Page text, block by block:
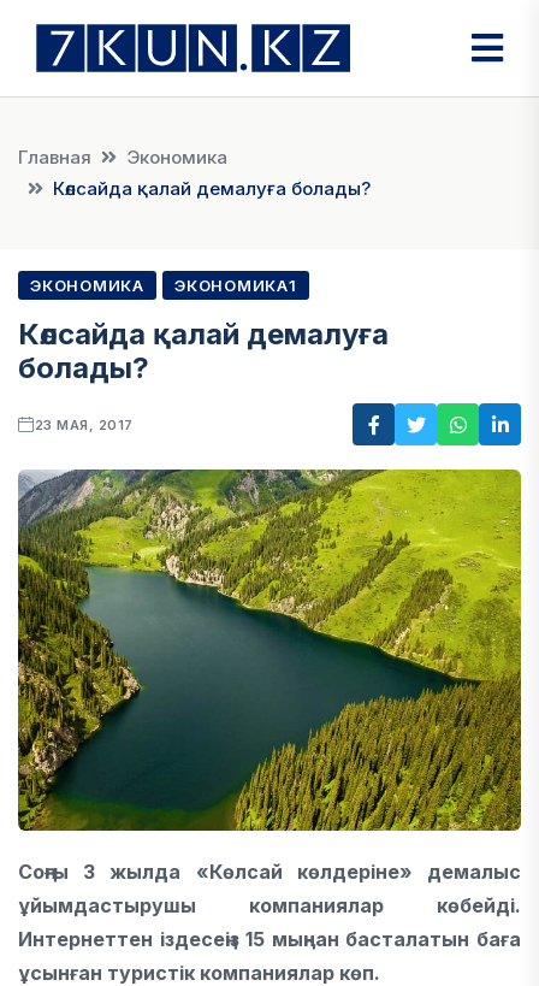
Главная
Экономика
Көлсайда қалай демалуға болады?
ЭКОНОМИКА ЭКОНОМИКА1
Көлсайда қалай демалуға
болады?
23 МАЯ, 2017
Соңғы 3 жылда «Көлсай көлдеріне» демалыс
ұйымдастырушы компаниялар көбейді.
Интернеттен іздесеңіз 15 мыңнан басталатын баға
ұсынған туристік компаниялар көп.